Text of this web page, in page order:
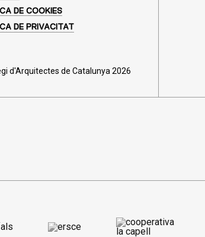
DE COOKIES
DE PRIVACITAT
d'Arquitectes de Catalunya 2026